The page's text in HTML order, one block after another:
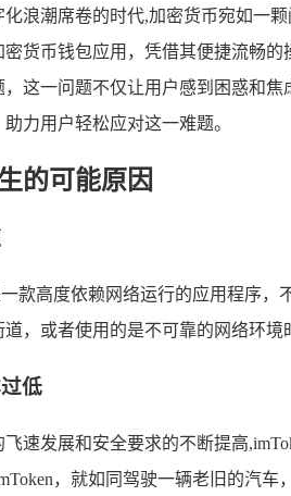
化浪潮席卷的时代,加密货币宛如一
货币钱包应用，凭借其便捷流畅
这一问题不仅让用户感到困惑和
力用户轻松应对这一难题。
的可能原因
一款高度依赖网络运行的应用程序
，或者使用的是不可靠的网络环
低
飞速发展和安全要求的不断提高
，就如同驾驶一辆老旧的汽